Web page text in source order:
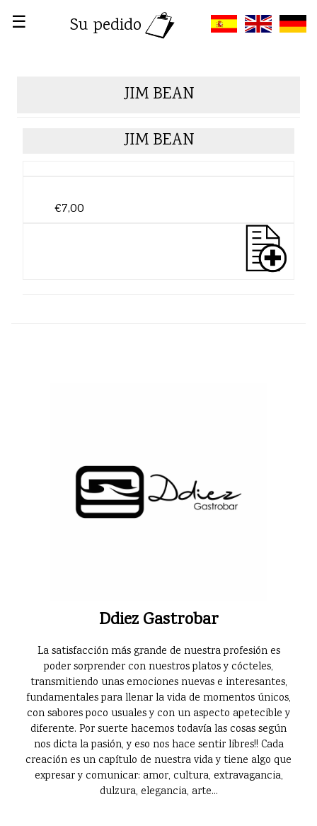
☰ Su pedido
JIM BEAN
JIM BEAN
€7,00
Ddiez Gastrobar
La satisfacción más grande de nuestra profesión es
poder sorprender con nuestros platos y cócteles,
transmitiendo unas emociones nuevas e interesantes,
fundamentales para llenar la vida de momentos únicos,
con sabores poco usuales y con un aspecto apetecible y
diferente. Por suerte hacemos todavía las cosas según
nos dicta la pasión, y eso nos hace sentir libres!! Cada
creación es un capítulo de nuestra vida y tiene algo que
expresar y comunicar: amor, cultura, extravagancia,
dulzura, elegancia, arte...